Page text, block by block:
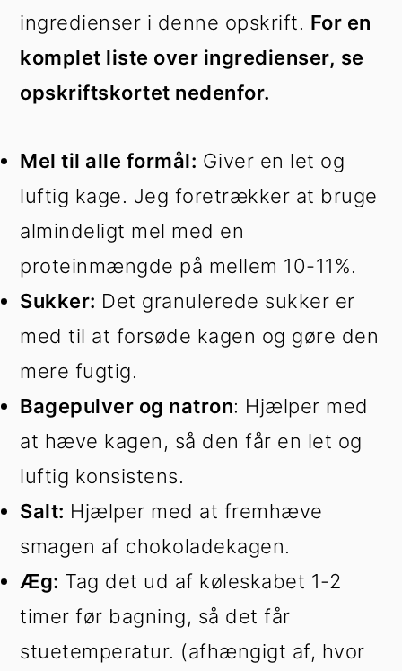
ingredienser i denne opskrift. For en
komplet liste over ingredienser, se
opskriftskortet nedenfor.
Mel til alle formål: Giver en let og
luftig kage. Jeg foretrækker at bruge
almindeligt mel med en
proteinmængde på mellem 10-11%.
Sukker: Det granulerede sukker er
med til at forsøde kagen og gøre den
mere fugtig.
Bagepulver og natron: Hjælper med
at hæve kagen, så den får en let og
luftig konsistens.
Salt: Hjælper med at fremhæve
smagen af chokoladekagen.
Æg: Tag det ud af køleskabet 1-2
timer før bagning, så det får
stuetemperatur. (afhængigt af, hvor